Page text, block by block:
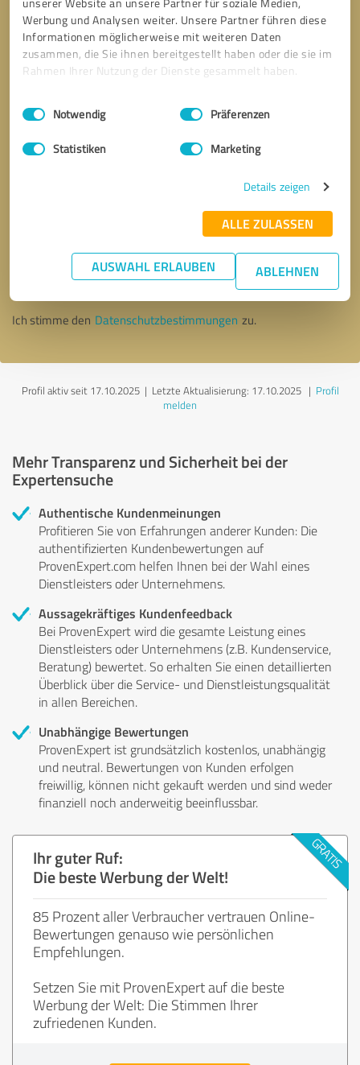
Werbung und Analysen weiter. Unsere Partner führen diese
Informationen möglicherweise mit weiteren Daten
zusammen, die Sie ihnen bereitgestellt haben oder die sie im
Rahmen Ihrer Nutzung der Dienste gesammelt haben.
Impressum Datenschutzbestimmungen
Einwilligungsauswahl
Notwendig Präferenzen
Statistiken Marketing
Details zeigen
ALLE ZULASSEN
AUSWAHL ERLAUBEN ABLEHNEN
* Erforderliche Angaben
Nachricht senden
Ich stimme den Datenschutzbestimmungen zu.
Profil aktiv seit 17.10.2025 | Letzte Aktualisierung: 17.10.2025| Profil
melden
Mehr Transparenz und Sicherheit bei der
Expertensuche
Authentische Kundenmeinungen
Profitieren Sie von Erfahrungen anderer Kunden: Die
authentifizierten Kundenbewertungen auf
ProvenExpert.com helfen Ihnen bei der Wahl eines
Dienstleisters oder Unternehmens.
Aussagekräftiges Kundenfeedback
Bei ProvenExpert wird die gesamte Leistung eines
Dienstleisters oder Unternehmens (z.B. Kundenservice,
Beratung) bewertet. So erhalten Sie einen detaillierten
Überblick über die Service- und Dienstleistungsqualität
in allen Bereichen.
Unabhängige Bewertungen
ProvenExpert ist grundsätzlich kostenlos, unabhängig
und neutral. Bewertungen von Kunden erfolgen
freiwillig, können nicht gekauft werden und sind weder
finanziell noch anderweitig beeinflussbar.
Ihr guter Ruf:
Die beste Werbung der Welt!
85 Prozent aller Verbraucher vertrauen Online-
Bewertungen genauso wie persönlichen
Empfehlungen.
Setzen Sie mit ProvenExpert auf die beste
Werbung der Welt: Die Stimmen Ihrer
zufriedenen Kunden.